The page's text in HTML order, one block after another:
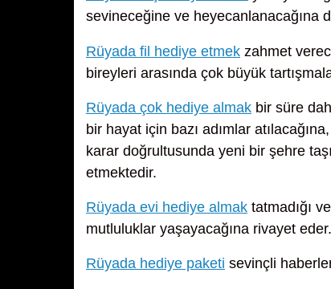
sevineceğine ve heyecanlanacağına
Rüyada fil hediye etmek zahmet
bireyleri arasında çok büyük
Rüyada çok hediye almak bir süre
bir hayat için bazı adımlar
karar doğrultusunda yeni bir şehre
etmektedir.
Rüyada evi hediye almak tatmadığı
mutluluklar yaşayacağına rivayet eder.
Rüyada hediye paketi sevinçli